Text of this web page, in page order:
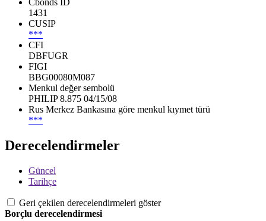
Cbonds ID
1431
CUSIP
***
CFI
DBFUGR
FIGI
BBG00080M087
Menkul değer sembolü
PHILIP 8.875 04/15/08
Rus Merkez Bankasına göre menkul kıymet türü
***
Derecelendirmeler
Güncel
Tarihçe
Geri çekilen derecelendirmeleri göster
Borçlu derecelendirmesi